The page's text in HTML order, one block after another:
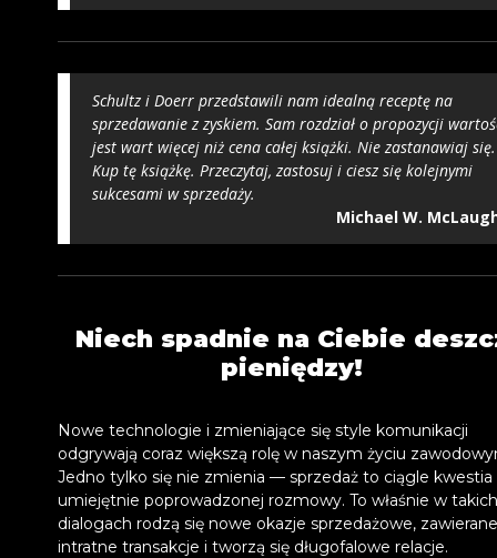
Schultz i Doerr przedstawili nam idealną receptę na
sprzedawanie z zyskiem. Sam rozdział o propozycji
jest wart więcej niż cena całej książki. Nie zastanawiaj się.
Kup tę książkę. Przeczytaj, zastosuj i ciesz się kolejnymi
sukcesami w sprzedaży.
Michael W.
Niech spadnie na Ciebie
pieniędzy!
Nowe technologie i zmieniające się style komunikacji
odgrywają coraz większą rolę w naszym życiu
Jedno tylko się nie zmienia — sprzedaż to ciągle kwestia
umiejętnie poprowadzonej rozmowy. To właśnie w takich
dialogach rodzą się nowe okazje sprzedażowe,
intratne transakcje i tworzą się długofalowe relacje.